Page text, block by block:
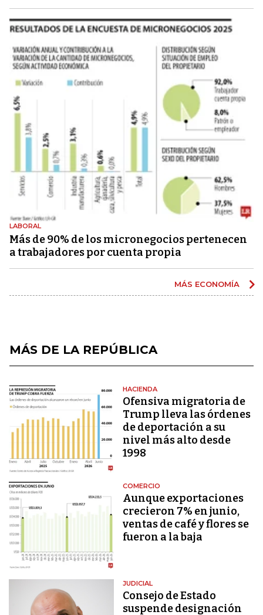
LABORAL
Más de 90% de los micronegocios pertenecen
a trabajadores por cuenta propia
MÁS ECONOMÍA
MÁS DE LA REPÚBLICA
HACIENDA
Ofensiva migratoria de
Trump lleva las órdenes
de deportación a su
nivel más alto desde
1998
COMERCIO
Aunque exportaciones
crecieron 7% en junio,
ventas de café y flores se
fueron a la baja
JUDICIAL
Consejo de Estado
suspende designación